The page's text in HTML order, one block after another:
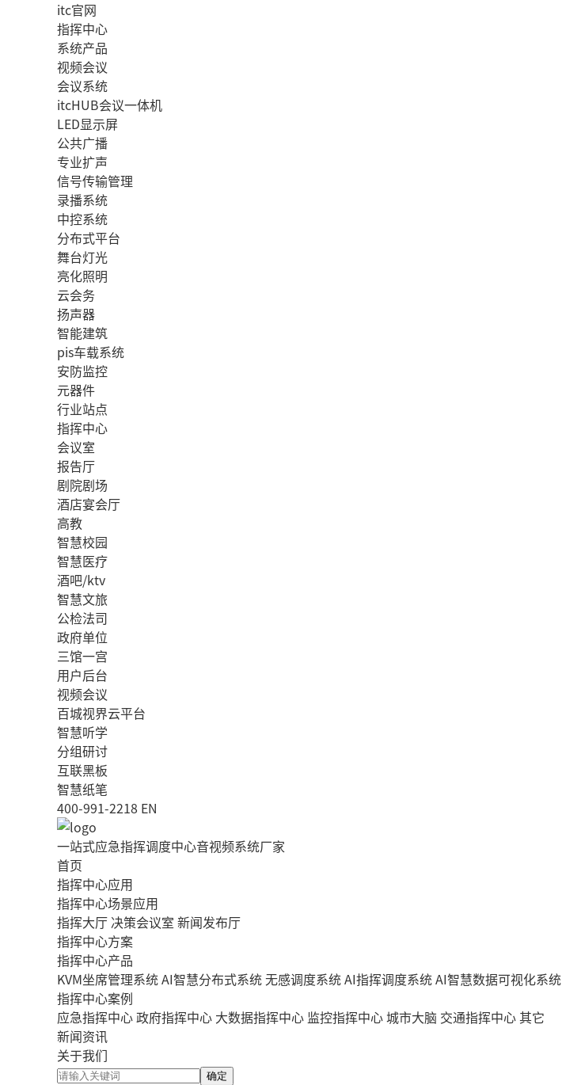
itc官网
指挥中心
系统产品
视频会议
会议系统
itcHUB会议一体机
LED显示屏
公共广播
专业扩声
信号传输管理
录播系统
中控系统
分布式平台
舞台灯光
亮化照明
云会务
扬声器
智能建筑
pis车载系统
安防监控
元器件
行业站点
指挥中心
会议室
报告厅
剧院剧场
酒店宴会厅
高教
智慧校园
智慧医疗
酒吧/ktv
智慧文旅
公检法司
政府单位
三馆一宫
用户后台
视频会议
百城视界云平台
智慧听学
分组研讨
互联黑板
智慧纸笔
400-991-2218 EN
一站式应急指挥调度中心音视频系统厂家
首页
指挥中心应用
指挥中心场景应用
指挥大厅 决策会议室 新闻发布厅
指挥中心方案
指挥中心产品
KVM坐席管理系统AI智慧分布式系统无感调度系统AI指挥调度系统AI智慧数据可视化系统
指挥中心案例
应急指挥中心政府指挥中心 大数据指挥中心 监控指挥中心城市大脑 交通指挥中心其它
新闻资讯
关于我们
确定